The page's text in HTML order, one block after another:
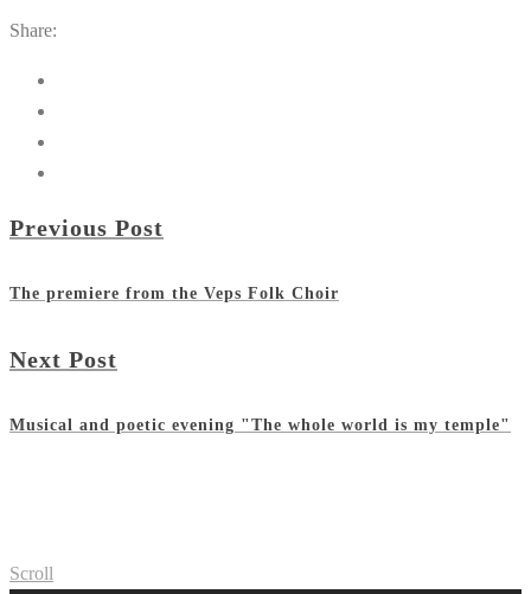
Share:
Previous Post
The premiere from the Veps Folk Choir
Next Post
Musical and poetic evening "The whole world is my temple"
Scroll